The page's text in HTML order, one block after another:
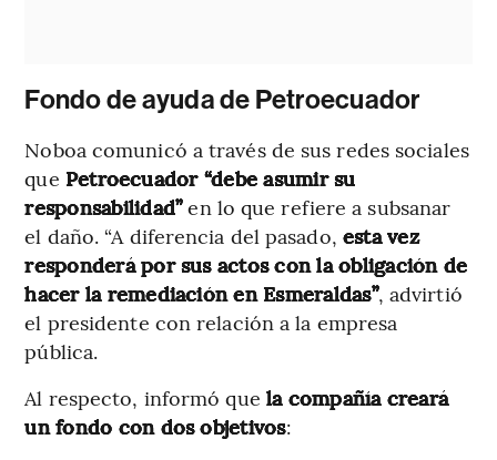
Fondo de ayuda de Petroecuador
Noboa comunicó a través de sus redes sociales
que Petroecuador “debe asumir su
responsabilidad”en lo que refiere a subsanar
el daño. “A diferencia del pasado, esta vez
responderá por sus actos con la obligación de
hacer la remediación en Esmeraldas”, advirtió
el presidente con relación a la empresa
pública.
Al respecto, informó que la compañía creará
un fondo con dos objetivos: